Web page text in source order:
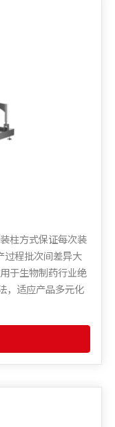
柱方式保证每次装
过程批次间差异大
于生物制药行业绝
，适应产品多元化